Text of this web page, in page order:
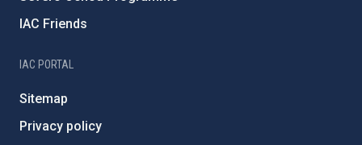
IAC Friends
IAC PORTAL
Sitemap
Privacy policy